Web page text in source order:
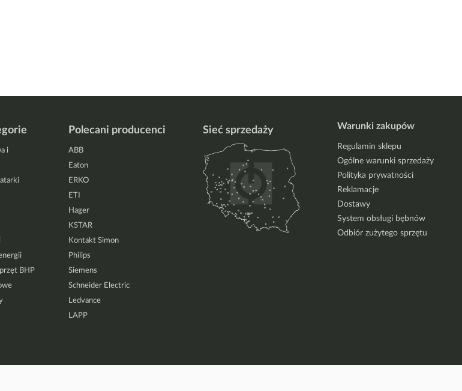
i
BHP
Polecani producenci
ABB
Eaton
ERKO
ETI
Hager
KSTAR
Kontakt Simon
Philips
Siemens
Schneider Electric
Ledvance
LAPP
Sieć sprzedaży Warunki zakupów
Regulamin sklepu
Ogólne warunki sprzedaży
Polityka prywatności
Reklamacje
Dostawy
System obsługi bębnów
Odbiór zużytego sprzętu